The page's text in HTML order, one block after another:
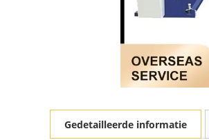
Gedetailleerde informatie